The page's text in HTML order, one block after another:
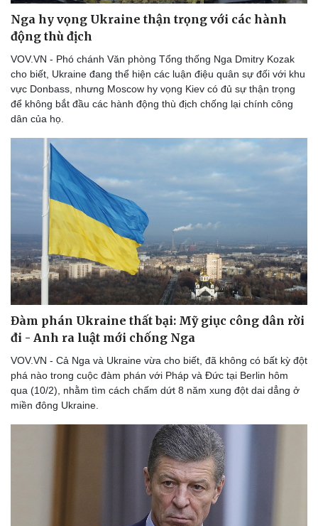
Ô tô - Xe máy
Ô tô
Nga hy vọng Ukraine thận trọng với các hành
động thù địch
VOV.VN - Phó chánh Văn phòng Tổng thống Nga Dmitry Kozak
cho biết, Ukraine đang thể hiện các luận điệu quân sự đối với khu
vực Donbass, nhưng Moscow hy vọng Kiev có đủ sự thận trọng
để không bắt đầu các hành động thù địch chống lại chính công
dân của họ.
Đàm phán Ukraine thất bại: Mỹ giục công dân rời
đi - Anh ra luật mới chống Nga
VOV.VN - Cả Nga và Ukraine vừa cho biết, đã không có bất kỳ đột
phá nào trong cuộc đàm phán với Pháp và Đức tại Berlin hôm
qua (10/2), nhằm tìm cách chấm dứt 8 năm xung đột dai dẳng ở
miền đông Ukraine.